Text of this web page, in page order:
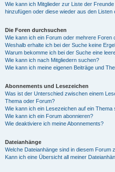
Wie kann ich Mitglieder zur Liste der
hinzufügen oder diese wieder aus den Listen
Die Foren durchsuchen
Wie kann ich ein Forum oder mehrere Foren
Weshalb erhalte ich bei der Suche keine
Warum bekomme ich bei der Suche eine
Wie kann ich nach Mitgliedern suchen?
Wie kann ich meine eigenen Beiträge und
Abonnements und Lesezeichen
Was ist der Unterschied zwischen einem
Thema oder Forum?
Wie kann ich ein Lesezeichen auf ein
Wie kann ich ein Forum abonnieren?
Wie deaktiviere ich meine Abonnements?
Dateianhänge
Welche Dateianhänge sind in diesem Forum
Kann ich eine Übersicht all meiner